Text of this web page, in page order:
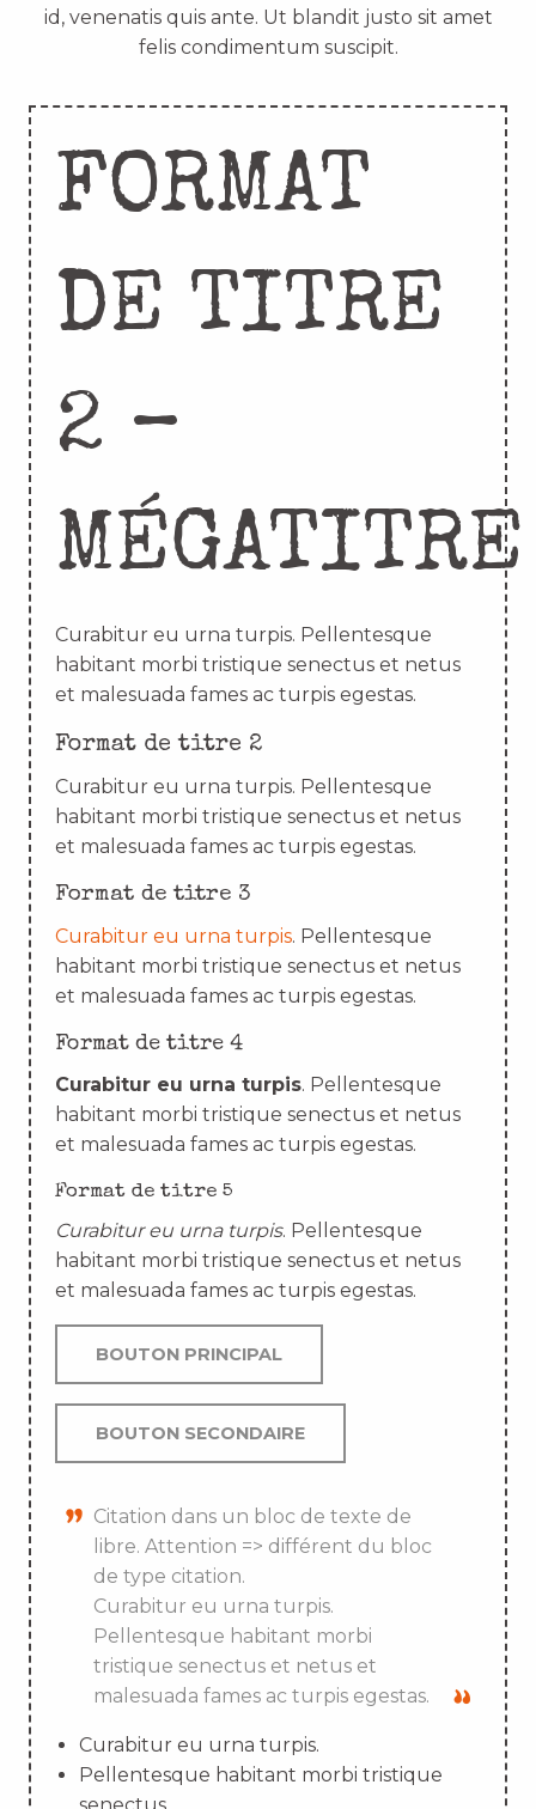
id, venenatis quis ante. Ut blandit justo sit amet
felis condimentum suscipit.
FORMAT
DE TITRE
2 –
MÉGATITRE
Curabitur eu urna turpis. Pellentesque
habitant morbi tristique senectus et netus
et malesuada fames ac turpis egestas.
Format de titre 2
Curabitur eu urna turpis. Pellentesque
habitant morbi tristique senectus et netus
et malesuada fames ac turpis egestas.
Format de titre 3
Curabitur eu urna turpis. Pellentesque
habitant morbi tristique senectus et netus
et malesuada fames ac turpis egestas.
Format de titre 4
Curabitur eu urna turpis. Pellentesque
habitant morbi tristique senectus et netus
et malesuada fames ac turpis egestas.
Format de titre 5
Curabitur eu urna turpis. Pellentesque
habitant morbi tristique senectus et netus
et malesuada fames ac turpis egestas.
BOUTON PRINCIPAL
BOUTON SECONDAIRE
Citation dans un bloc de texte de
libre. Attention => différent du bloc
de type citation.
Curabitur eu urna turpis.
Pellentesque habitant morbi
tristique senectus et netus et
malesuada fames ac turpis egestas.
Curabitur eu urna turpis.
Pellentesque habitant morbi tristique